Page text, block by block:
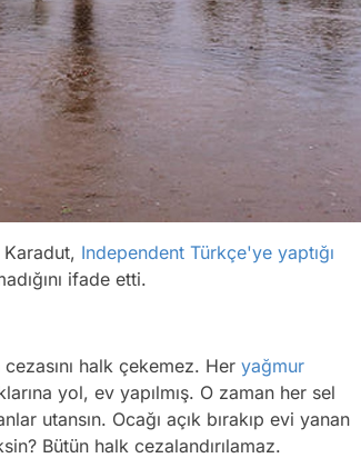
Karadut, Independent Türkçe'ye yaptığı
ifade etti.
halk çekemez. Her yağmur
yol, ev yapılmış. O zaman her sel
utansın. Ocağı açık bırakıp evi yanan
Bütün halk cezalandırılamaz.